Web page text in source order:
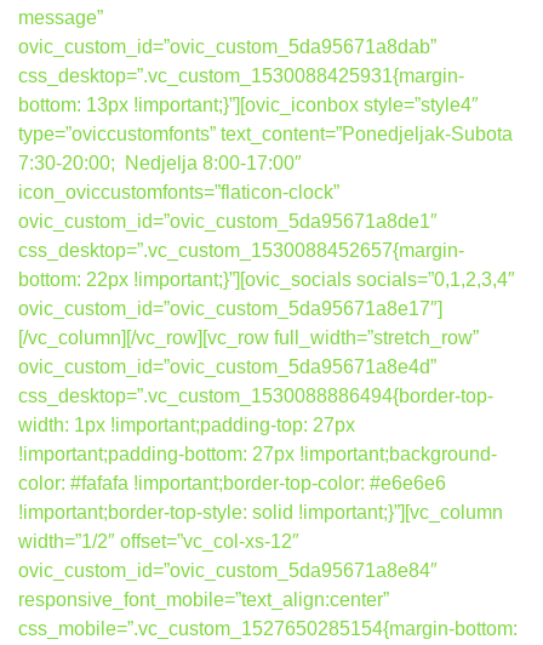
message”
ovic_custom_id=”ovic_custom_5da95671a8dab”
css_desktop=”.vc_custom_1530088425931{margin-
bottom: 13px !important;}”][ovic_iconbox style=”style4″
type=”oviccustomfonts” text_content=”Ponedjeljak-Subota
7:30-20:00; Nedjelja 8:00-17:00″
icon_oviccustomfonts=”flaticon-clock”
ovic_custom_id=”ovic_custom_5da95671a8de1″
css_desktop=”.vc_custom_1530088452657{margin-
bottom: 22px !important;}”][ovic_socials socials=”0,1,2,3,4″
ovic_custom_id=”ovic_custom_5da95671a8e17″]
[/vc_column][/vc_row][vc_row full_width=”stretch_row”
ovic_custom_id=”ovic_custom_5da95671a8e4d”
css_desktop=”.vc_custom_1530088886494{border-top-
width: 1px !important;padding-top: 27px
!important;padding-bottom: 27px !important;background-
color: #fafafa !important;border-top-color: #e6e6e6
!important;border-top-style: solid !important;}”][vc_column
width=”1/2″ offset=”vc_col-xs-12″
ovic_custom_id=”ovic_custom_5da95671a8e84″
responsive_font_mobile=”text_align:center”
css_mobile=”.vc_custom_1527650285154{margin-bottom: